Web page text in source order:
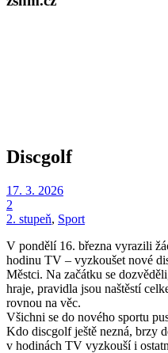
Discgolf
17. 3. 2026
2
2. stupeň, Sport
V pondělí 16. března vyrazili
hodinu TV – vyzkoušet nové
Městci. Na začátku se
hraje, pravidla jsou naštěstí
rovnou na věc.
Všichni se do nového sportu
Kdo discgolf ještě nezná, brzy
v hodinách TV vyzkouší i